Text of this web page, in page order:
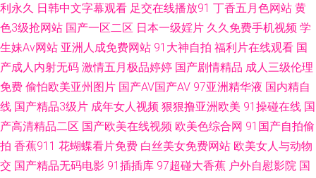
频 日韩乱欲影院 亚洲九1 成人永久免费观看 韩国日本色色 九一免费网站 欧
美00 欧美性爱激情综合 91在线视 超碰人人爱人人做 黄色毛片視頻圖片 久久
伊人欧洲 人妖激情 日韩成人精品网站 91微拍福利 超碰91在线看 国产精品自
拍93 青青操影院 青娱乐老司机福利 色综合蜜桃网 伊人青青 91已拍视频 肏
利永久 日韩中文字幕观看 足交在线播放91 丁香五月色网站 黄
色3级抢网站 国产一区二区 日本一级婬片 久久免费手机视频 学
生妹Av网站 亚洲人成免费网站 91大神自拍 福利片在线观看 国
产成人内射无码 激情五月极品婷婷 国产剧情精品 成人三级伦理
免费 偷怕欧美亚州图片 国产AV国产AV 97亚洲精华液 国内精自
线 国产精品3级片 成年女人视频 狠狠撸亚洲欧美 91操碰在线 国
产高清精品二区 国产欧美在线视频 欧美色综合网 91国产自拍偷
拍 香蕉911 花蝴蝶看片免费 白丝美女免费网站 欧美女人与动物
交 国产精品无码电影 91插插库 97超碰大香蕉 户外自慰影院 国